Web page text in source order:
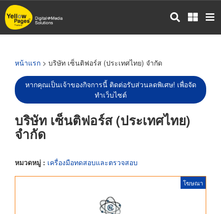
ข้าม
ไป
หน้าแรก > บริษัท เซ็นติฟอร์ส (ประเทศไทย) จำกัด
หากคุณเป็นเจ้าของกิจการนี้ ติดต่อรับส่วนลดพิเศษ! เพื่อจัด
ทำเว็บไซต์
บริษัท เซ็นติฟอร์ส (ประเทศไทย)
จำกัด
หมวดหมู่ : เครื่องมือทดสอบและตรวจสอบ
โฆษณา